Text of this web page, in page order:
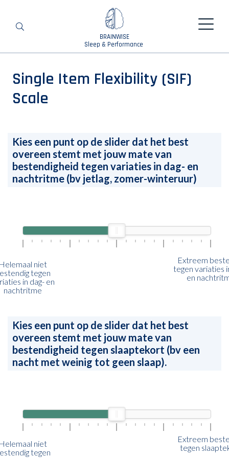
BRAINWISE
Sleep & Performance
Single Item Flexibility (SIF)
Scale
Kies een punt op de slider dat het best
overeen stemt met jouw mate van
bestendigheid tegen variaties in dag- en
nachtritme (bv jetlag, zomer-winteruur)
niet
tegen
in dag- en
nachtritme
Extreem
tegen variaties
en
Kies een punt op de slider dat het best
overeen stemt met jouw mate van
bestendigheid tegen slaaptekort (bv een
nacht met weinig tot geen slaap).
niet
tegen
Extreem
tegen